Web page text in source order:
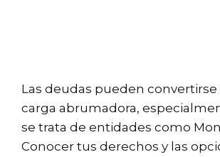
Las deudas pueden convertirse
carga abrumadora,
se trata de entidades como
Conocer tus derechos y las